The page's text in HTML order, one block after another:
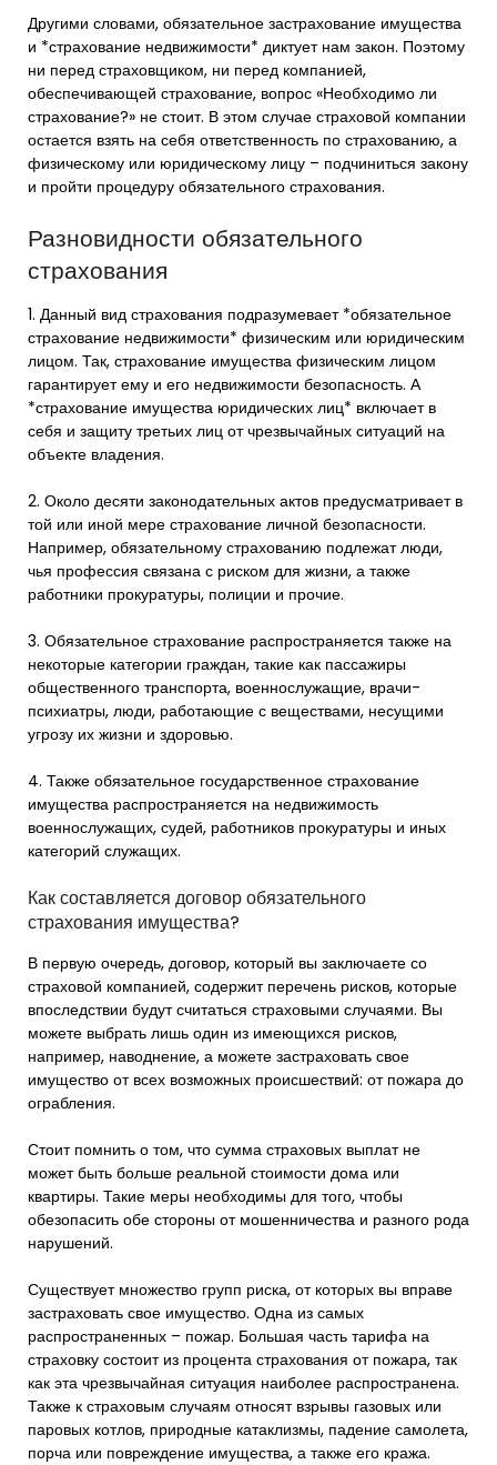
Другими словами, обязательное застрахование имущества
и *страхование недвижимости* диктует нам закон. Поэтому
ни перед страховщиком, ни перед компанией,
обеспечивающей страхование, вопрос «Необходимо ли
страхование?» не стоит. В этом случае страховой компании
остается взять на себя ответственность по страхованию, а
физическому или юридическому лицу – подчиниться закону
и пройти процедуру обязательного страхования.
Разновидности обязательного
страхования
1. Данный вид страхования подразумевает *обязательное
страхование недвижимости* физическим или юридическим
лицом. Так, страхование имущества физическим лицом
гарантирует ему и его недвижимости безопасность. А
*страхование имущества юридических лиц* включает в
себя и защиту третьих лиц от чрезвычайных ситуаций на
объекте владения.
2. Около десяти законодательных актов предусматривает в
той или иной мере страхование личной безопасности.
Например, обязательному страхованию подлежат люди,
чья профессия связана с риском для жизни, а также
работники прокуратуры, полиции и прочие.
3. Обязательное страхование распространяется также на
некоторые категории граждан, такие как пассажиры
общественного транспорта, военнослужащие, врачи-
психиатры, люди, работающие с веществами, несущими
угрозу их жизни и здоровью.
4. Также обязательное государственное страхование
имущества распространяется на недвижимость
военнослужащих, судей, работников прокуратуры и иных
категорий служащих.
Как составляется договор обязательного
страхования имущества?
В первую очередь, договор, который вы заключаете со
страховой компанией, содержит перечень рисков, которые
впоследствии будут считаться страховыми случаями. Вы
можете выбрать лишь один из имеющихся рисков,
например, наводнение, а можете застраховать свое
имущество от всех возможных происшествий: от пожара до
ограбления.
Стоит помнить о том, что сумма страховых выплат не
может быть больше реальной стоимости дома или
квартиры. Такие меры необходимы для того, чтобы
обезопасить обе стороны от мошенничества и разного рода
нарушений.
Существует множество групп риска, от которых вы вправе
застраховать свое имущество. Одна из самых
распространенных – пожар. Большая часть тарифа на
страховку состоит из процента страхования от пожара, так
как эта чрезвычайная ситуация наиболее распространена.
Также к страховым случаям относят взрывы газовых или
паровых котлов, природные катаклизмы, падение самолета,
порча или повреждение имущества, а также его кража.